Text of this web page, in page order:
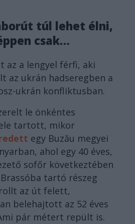
túl lehet élni,
csak…
az a lengyel férfi, aki
az ukrán hadseregben a
ukrán konfliktusban.
le önkéntes
tartott, mikor
egy Buzău megyei
ahol egy 40 éves,
sofőr következtében
tartó részeg
az út felett,
belehajtott az 52 éves
pár métert repült is.